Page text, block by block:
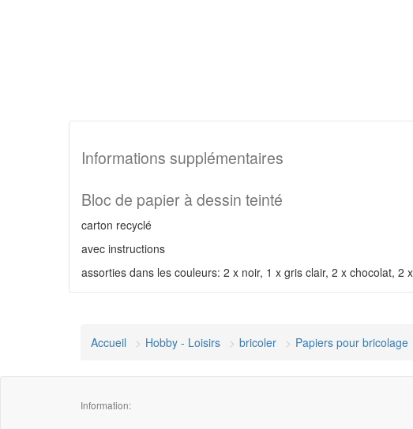
Informations supplémentaires
Bloc de papier à dessin teinté
carton recyclé
avec instructions
assorties dans les couleurs: 2 x noir, 1 x gris clair, 2 x chocolat,
Accueil Hobby - Loisirs bricoler Papiers pour bricolage
Information: